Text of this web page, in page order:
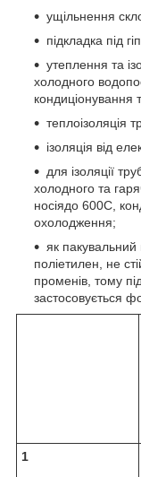
ущільнення
підкладка під
утеплення та
холодного
кондиціонування
теплоізоляція
ізоляція від
для ізоляції
холодного та
носіядо 600С,
охолодження;
як пакувальний
поліетилен, не
променів, тому
застосовується
1